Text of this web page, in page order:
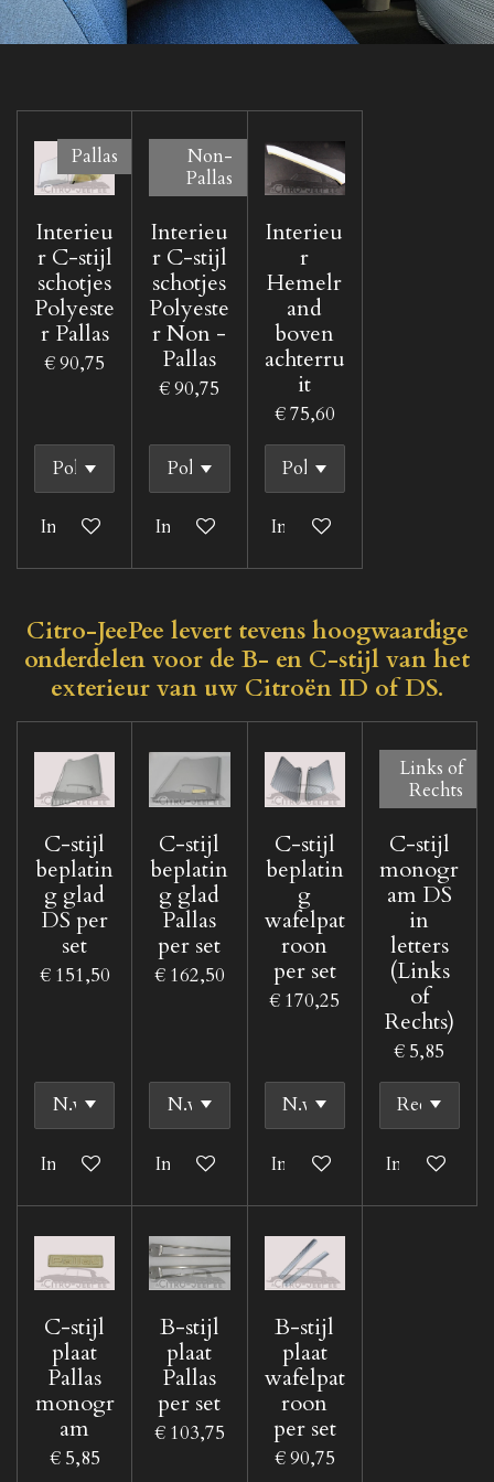
Pallas
Interieu
r C-stijl
schotjes
Polyeste
r Pallas
€ 90,75
In winkelwagen
Non-
Pallas
Interieu
r C-stijl
schotjes
Polyeste
r Non -
Pallas
€ 90,75
In winkelwagen
Interieu
r
Hemelr
and
boven
achterru
it
€ 75,60
In winkelwagen
Citro-JeePee levert tevens hoogwaardige
onderdelen voor de B- en C-stijl van het
exterieur van uw Citroën ID of DS.
C-stijl
beplatin
g glad
DS per
set
€ 151,50
In winkelwagen
C-stijl
beplatin
g glad
Pallas
per set
€ 162,50
In winkelwagen
C-stijl
beplatin
g
wafelpat
roon
per set
€ 170,25
In winkelwagen
Links of
Rechts
C-stijl
monogr
am DS
in
letters
(Links
of
Rechts)
€ 5,85
In
C-stijl
plaat
Pallas
monogr
am
€ 5,85
B-stijl
plaat
Pallas
per set
€ 103,75
B-stijl
plaat
wafelpat
roon
per set
€ 90,75